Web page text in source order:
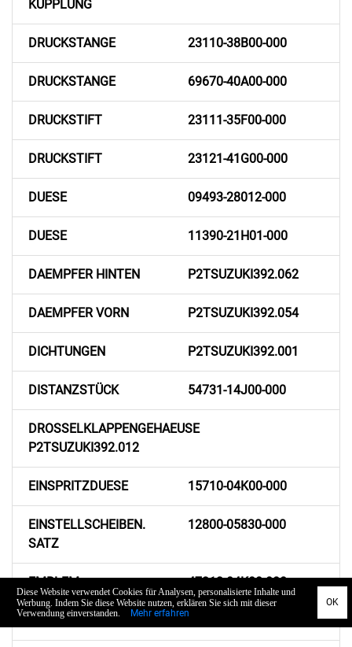
KUPPLUNG
DRUCKSTANGE 23110-38B00-000
DRUCKSTANGE 69670-40A00-000
DRUCKSTIFT 23111-35F00-000
DRUCKSTIFT 23121-41G00-000
DUESE 09493-28012-000
DUESE 11390-21H01-000
DAEMPFER HINTEN P2TSUZUKI392.062
DAEMPFER VORN P2TSUZUKI392.054
DICHTUNGEN P2TSUZUKI392.001
DISTANZSTÜCK 54731-14J00-000
DROSSELKLAPPENGEHAEUSE
P2TSUZUKI392.012
EINSPRITZDUESE 15710-04K00-000
EINSTELLSCHEIBEN.
SATZ
12800-05830-000
EMBLEM 47312-04K00-000
EMBLEM 68111-47HA0-000